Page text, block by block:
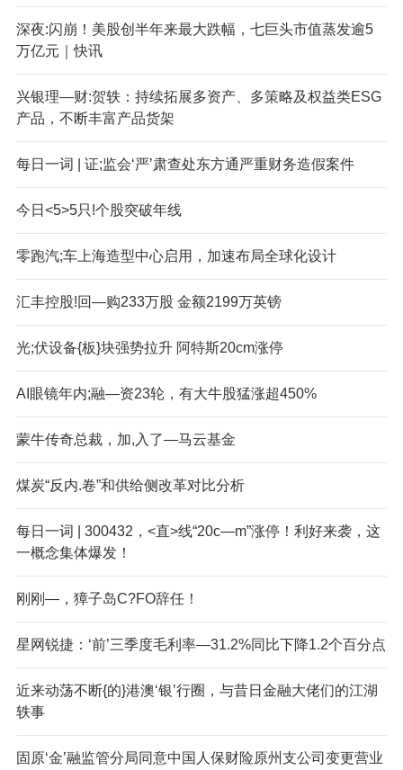
深夜:闪崩！美股创半年来最大跌幅，七巨头市值蒸发逾5
万亿元｜快讯
兴银理—财:贺轶：持续拓展多资产、多策略及权益类ESG
产品，不断丰富产品货架
每日一词 | 证;监会‘严’肃查处东方通严重财务造假案件
今日<5>5只!个股突破年线
零跑汽;车上海造型中心启用，加速布局全球化设计
汇丰控股!回—购233万股 金额2199万英镑
光;伏设备{板}块强势拉升 阿特斯20cm涨停
AI眼镜年内;融—资23轮，有大牛股猛涨超450%
蒙牛传奇总裁，加,入了—马云基金
煤炭“反内.卷”和供给侧改革对比分析
每日一词 | 300432，<直>线“20c—m”涨停！利好来袭，这
一概念集体爆发！
刚刚—，獐子岛C?FO辞任！
星网锐捷：‘前’三季度毛利率—31.2%同比下降1.2个百分点
近来动荡不断{的}港澳‘银’行圈，与昔日金融大佬们的江湖
轶事
固原‘金’融监管分局同意中国人保财险原州支公司变更营业